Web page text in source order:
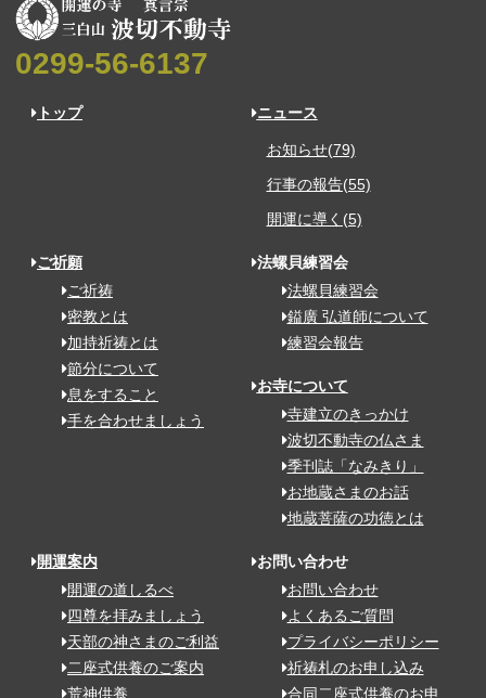
0299-56-6137
トップ ニュース
お知らせ(79)
行事の報告(55)
開運に導く(5)
ご祈願
ご祈祷
密教とは
加持祈祷とは
節分について
息をすること
手を合わせましょう
法螺貝練習会
法螺貝練習会
鎰廣 弘道師について
練習会報告
お寺について
寺建立のきっかけ
波切不動寺の仏さま
季刊誌「なみきり」
お地蔵さまのお話
地蔵菩薩の功徳とは
開運案内
開運の道しるべ
四尊を拝みましょう
天部の神さまのご利益
二座式供養のご案内
荒神供養
お問い合わせ
お問い合わせ
よくあるご質問
プライバシーポリシー
祈祷札のお申し込み
合同二座式供養のお申